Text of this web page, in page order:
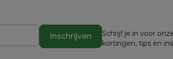
Inschrijven
Schrijf je in voor
kortingen, tips en